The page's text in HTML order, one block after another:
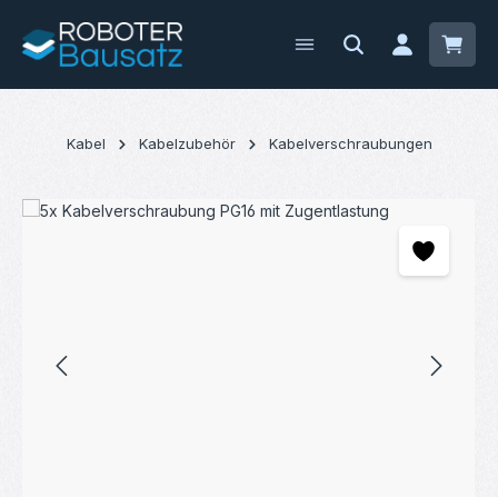
Zum Hauptinhalt springen
Kabel Kabelzubehör Kabelverschraubungen
Bildergalerie überspringen